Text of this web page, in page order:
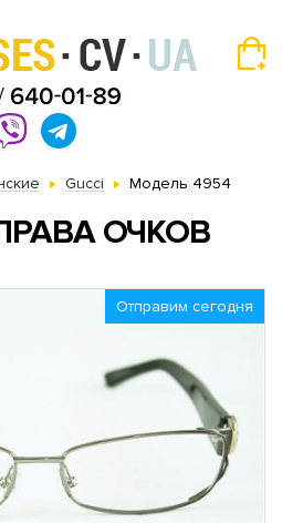
Gucci Модель 4954
ОЧКОВ
Отправим сегодня